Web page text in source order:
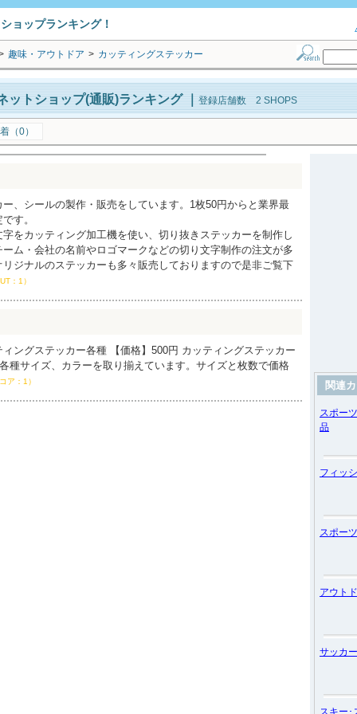
ョップランキング！
趣味・アウトドア > カッティングステッカー
トショップ(通販)ランキング｜ 登録店舗数 2 SHOPS
（0）
、シールの製作・販売をしています。1枚50円からと業界最
す。
をカッティング加工機を使い、切り抜きステッカーを制作し
ム・会社の名前やロゴマークなどの切り文字制作の注文が多
ジナルのステッカーも多々販売しておりますので是非ご覧下
：1）
ングステッカー各種 【価格】500円 カッティングステッカー
種サイズ、カラーを取り揃えています。サイズと枚数で価格
ア：1） 関連
スポー
品
フィッ
スポー
アウト
サッカー
スキー･